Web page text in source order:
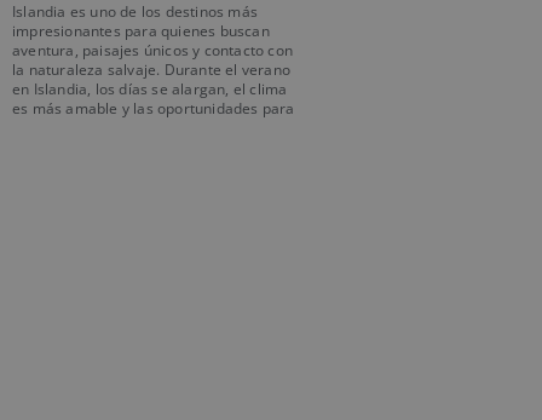
Islandia es uno de los destinos más
impresionantes para quienes buscan
aventura, paisajes únicos y contacto con
la naturaleza salvaje. Durante el verano
en Islandia, los días se alargan, el clima
es más amable y las oportunidades para